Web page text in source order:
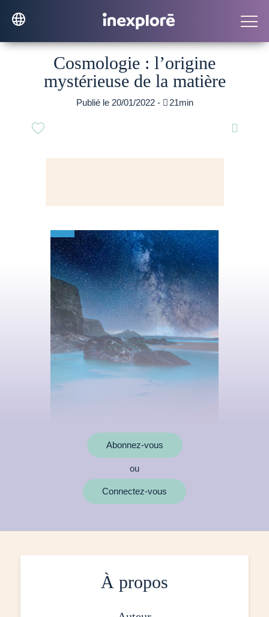
Cosmologie : l’origine
mystérieuse de la matière
Publié le 20/01/2022 -  21min

Abonnez-vous
ou
Connectez-vous
À propos